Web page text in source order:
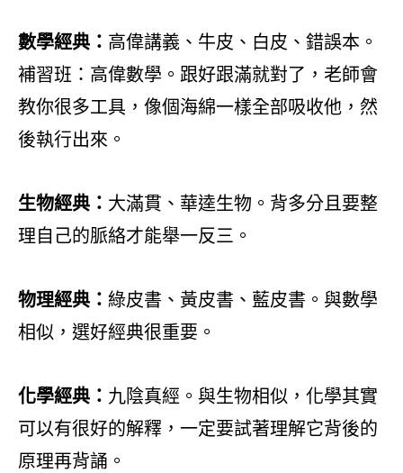
數學經典： 高偉講義、牛皮、白皮、錯誤本。
補習班：高偉數學。跟好跟滿就對了，老師會
教你很多工具，像個海綿一樣全部吸收他，然
後執行出來。
生物經典： 大滿貫、華逵生物。背多分且要整
理自己的脈絡才能舉一反三。
物理經典： 綠皮書、黃皮書、藍皮書。與數學
相似，選好經典很重要。
化學經典： 九陰真經。與生物相似，化學其實
可以有很好的解釋，一定要試著理解它背後的
原理再背誦。